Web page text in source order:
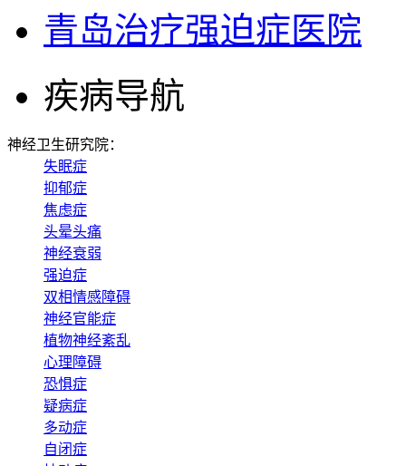
青岛治疗强迫症医院
疾病导航
神经卫生研究院：
失眠症
抑郁症
焦虑症
头晕头痛
神经衰弱
强迫症
双相情感障碍
神经官能症
植物神经紊乱
心理障碍
恐惧症
疑病症
多动症
自闭症